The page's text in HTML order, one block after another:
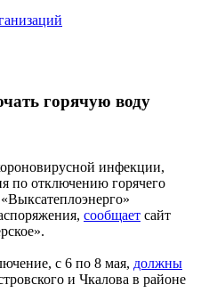
горячую воду
инфекции,
по отключению горячего
сообщает сайт
с 6 по 8 мая, должны
и Чкалова в районе